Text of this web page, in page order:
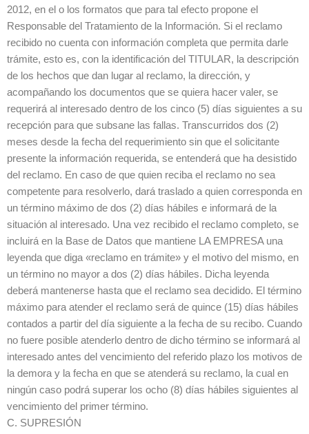
2012, en el o los formatos que para tal efecto propone el
Responsable del Tratamiento de la Información. Si el reclamo
recibido no cuenta con información completa que permita darle
trámite, esto es, con la identificación del TITULAR, la descripción
de los hechos que dan lugar al reclamo, la dirección, y
acompañando los documentos que se quiera hacer valer, se
requerirá al interesado dentro de los cinco (5) días siguientes a su
recepción para que subsane las fallas. Transcurridos dos (2)
meses desde la fecha del requerimiento sin que el solicitante
presente la información requerida, se entenderá que ha desistido
del reclamo. En caso de que quien reciba el reclamo no sea
competente para resolverlo, dará traslado a quien corresponda en
un término máximo de dos (2) días hábiles e informará de la
situación al interesado. Una vez recibido el reclamo completo, se
incluirá en la Base de Datos que mantiene LA EMPRESA una
leyenda que diga «reclamo en trámite» y el motivo del mismo, en
un término no mayor a dos (2) días hábiles. Dicha leyenda
deberá mantenerse hasta que el reclamo sea decidido. El término
máximo para atender el reclamo será de quince (15) días hábiles
contados a partir del día siguiente a la fecha de su recibo. Cuando
no fuere posible atenderlo dentro de dicho término se informará al
interesado antes del vencimiento del referido plazo los motivos de
la demora y la fecha en que se atenderá su reclamo, la cual en
ningún caso podrá superar los ocho (8) días hábiles siguientes al
vencimiento del primer término.
C. SUPRESIÓN